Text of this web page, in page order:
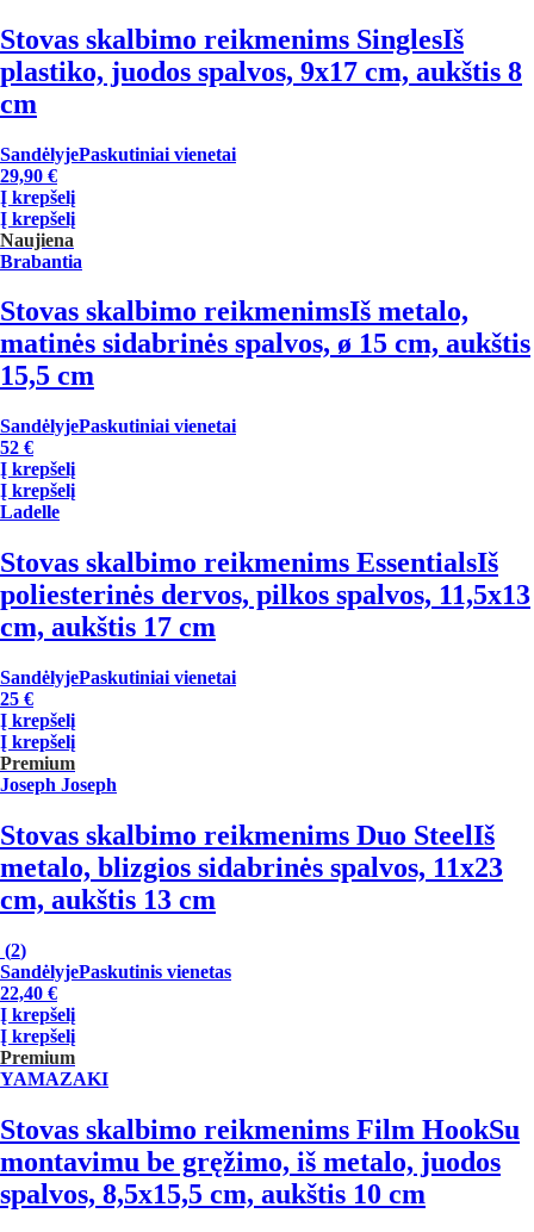
Stovas skalbimo reikmenims SinglesIš
plastiko, juodos spalvos, 9x17 cm, aukštis 8
cm
SandėlyjePaskutiniai vienetai
29,90 €
Į krepšelį
Į krepšelį
Naujiena
Brabantia
Stovas skalbimo reikmenimsIš metalo,
matinės sidabrinės spalvos, ø 15 cm, aukštis
15,5 cm
SandėlyjePaskutiniai vienetai
52 €
Į krepšelį
Į krepšelį
Ladelle
Stovas skalbimo reikmenims EssentialsIš
poliesterinės dervos, pilkos spalvos, 11,5x13
cm, aukštis 17 cm
SandėlyjePaskutiniai vienetai
25 €
Į krepšelį
Į krepšelį
Premium
Joseph Joseph
Stovas skalbimo reikmenims Duo SteelIš
metalo, blizgios sidabrinės spalvos, 11x23
cm, aukštis 13 cm
(2)
SandėlyjePaskutinis vienetas
22,40 €
Į krepšelį
Į krepšelį
Premium
YAMAZAKI
Stovas skalbimo reikmenims Film HookSu
montavimu be gręžimo, iš metalo, juodos
spalvos, 8,5x15,5 cm, aukštis 10 cm